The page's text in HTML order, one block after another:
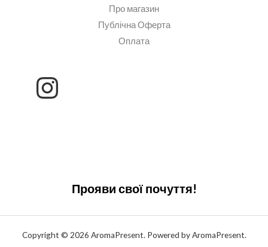
Про магазин
Публічна Оферта
Оплата
Прояви свої почуття!
Copyright © 2026 AromaPresent. Powered by AromaPresent.